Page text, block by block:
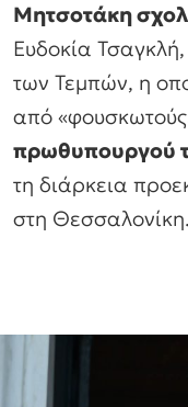
Μητσοτάκη
Ευδοκία
των Τεμπών, η
από
πρωθυπουργού
τη διάρκεια
στη Θεσσαλονίκη.